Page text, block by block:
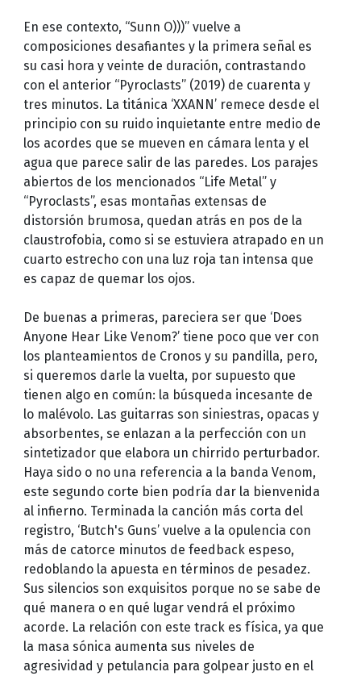
En ese contexto, “Sunn O)))” vuelve a
composiciones desafiantes y la primera señal es
su casi hora y veinte de duración, contrastando
con el anterior “Pyroclasts” (2019) de cuarenta y
tres minutos. La titánica ‘XXANN’ remece desde el
principio con su ruido inquietante entre medio de
los acordes que se mueven en cámara lenta y el
agua que parece salir de las paredes. Los parajes
abiertos de los mencionados “Life Metal” y
“Pyroclasts”, esas montañas extensas de
distorsión brumosa, quedan atrás en pos de la
claustrofobia, como si se estuviera atrapado en un
cuarto estrecho con una luz roja tan intensa que
es capaz de quemar los ojos.
De buenas a primeras, pareciera ser que ‘Does
Anyone Hear Like Venom?’ tiene poco que ver con
los planteamientos de Cronos y su pandilla, pero,
si queremos darle la vuelta, por supuesto que
tienen algo en común: la búsqueda incesante de
lo malévolo. Las guitarras son siniestras, opacas y
absorbentes, se enlazan a la perfección con un
sintetizador que elabora un chirrido perturbador.
Haya sido o no una referencia a la banda Venom,
este segundo corte bien podría dar la bienvenida
al infierno. Terminada la canción más corta del
registro, ‘Butch's Guns’ vuelve a la opulencia con
más de catorce minutos de feedback espeso,
redoblando la apuesta en términos de pesadez.
Sus silencios son exquisitos porque no se sabe de
qué manera o en qué lugar vendrá el próximo
acorde. La relación con este track es física, ya que
la masa sónica aumenta sus niveles de
agresividad y petulancia para golpear justo en el